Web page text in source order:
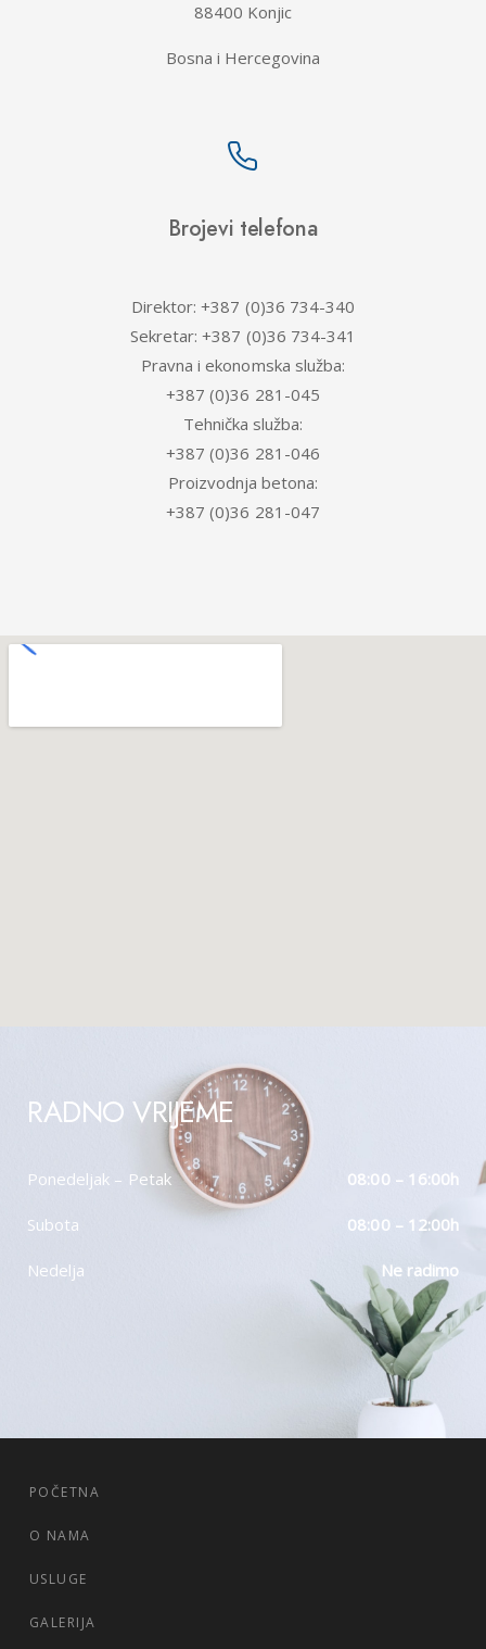
88400 Konjic
Bosna i Hercegovina
Brojevi telefona
Direktor: +387 (0)36 734-340
Sekretar: +387 (0)36 734-341
Pravna i ekonomska služba:
+387 (0)36 281-045
Tehnička služba:
+387 (0)36 281-046
Proizvodnja betona:
+387 (0)36 281-047
RADNO VRIJEME
Ponedeljak – Petak
Subota
Nedelja
08:00 – 16:00h
08:00 – 12:00h
Ne radimo
POČETNA
O NAMA
USLUGE
GALERIJA